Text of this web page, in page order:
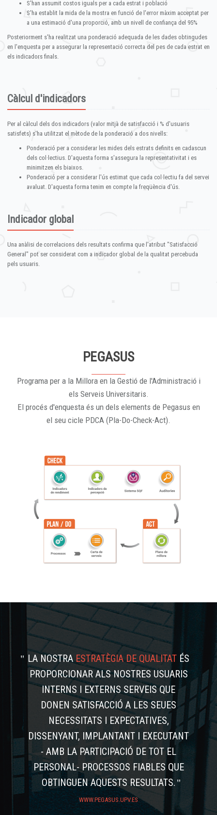
S'han assumit costos iguals per a cada estrat i població
S'ha establit la mida de la mostra en funció de l'error màxim acceptat per
a una estimació d'una proporció, amb un nivell de confiança del 95%
Posteriorment s'ha realitzat una ponderació adequada de les dades obtingudes
en l'enquesta per a assegurar la representació correcta del pes de cada estrat en
els indicadors finals.
Càlcul d'indicadors
Per al càlcul dels dos indicadors (valor mitjà de satisfacció i % d'usuaris
satisfets) s'ha utilitzat el mètode de la ponderació a dos nivells:
Ponderació per a considerar les mides dels estrats definits en cadascun
dels col·lectius. D'aquesta forma s'assegura la representativitat i es
minimitzen els biaixos.
Ponderació per a considerar l'ús estimat que cada col·lectiu fa del servei
avaluat. D'aquesta forma tenim en compte la freqüència d'ús.
Indicador global
Una anàlisi de correlacions dels resultats confirma que l'atribut "Satisfacció
General" pot ser considerat com a indicador global de la qualitat percebuda
pels usuaris.
PEGASUS
Programa per a la Millora en la Gestió de l'Administració i
els Serveis Universitaris.
El procés d'enquesta és un dels elements de Pegasus en
el seu cicle PDCA (Pla-Do-Check-Act).
LA NOSTRAESTRATÈGIA DE QUALITAT ÉS
PROPORCIONAR ALS NOSTRES USUARIS
INTERNS I EXTERNS SERVEIS QUE
DONEN SATISFACCIÓ A LES SEUES
NECESSITATS I EXPECTATIVES,
DISSENYANT, IMPLANTANT I EXECUTANT
- AMB LA PARTICIPACIÓ DE TOT EL
PERSONAL- PROCESSOS FIABLES QUE
OBTINGUEN AQUESTS RESULTATS.
WWW.PEGASUS.UPV.ES